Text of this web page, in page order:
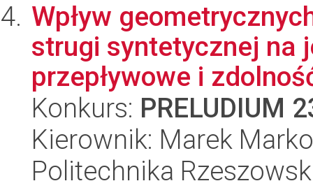
Wpływ
strugi syntetycznej na
przepływowe i
Konkurs: PRELUDIUM
Kierownik: Marek
Politechnika